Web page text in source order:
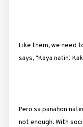
Like them, we need
says, “Kaya natin!
Pero sa panahon
not enough. With